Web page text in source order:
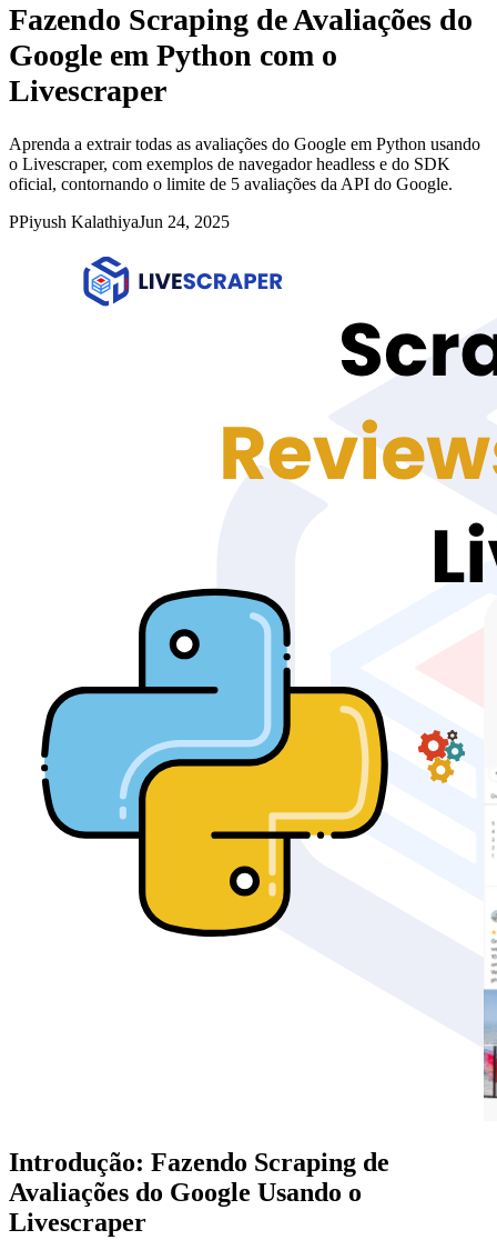
Fazendo Scraping de Avaliações do
Google em Python com o
Livescraper
Aprenda a extrair todas as avaliações do Google em Python usando
o Livescraper, com exemplos de navegador headless e do SDK
oficial, contornando o limite de 5 avaliações da API do Google.
PPiyush KalathiyaJun 24, 2025
Introdução: Fazendo Scraping de
Avaliações do Google Usando o
Livescraper